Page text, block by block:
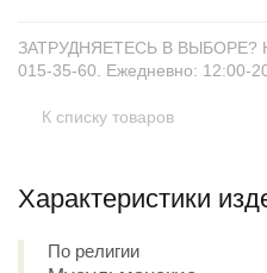
ЗАТРУДНЯЕТЕСЬ В ВЫБОРЕ?
015-35-60. Ежедневно: 12:00-
К списку товаров
Характеристики
По религии